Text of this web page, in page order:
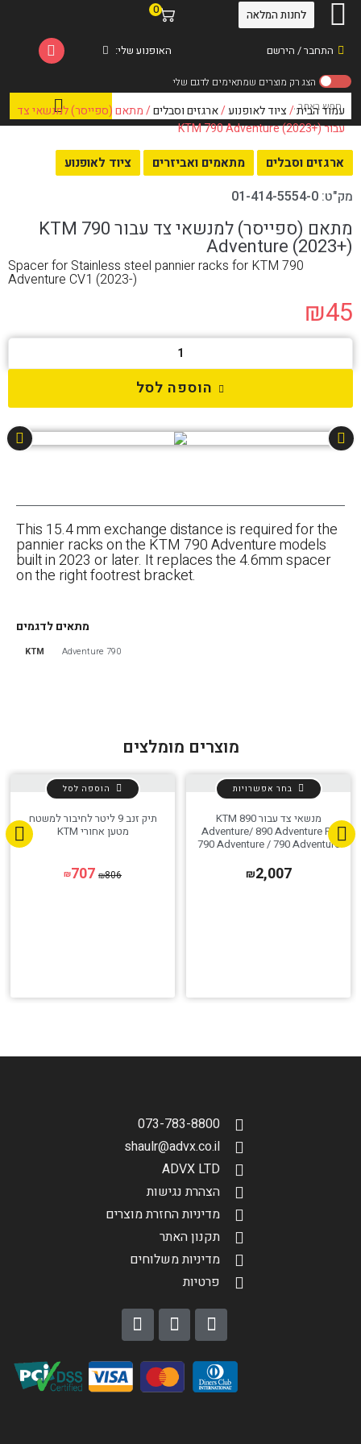
התחבר / הירשם
0
האופנוע שלי:
לחנות המלאה
עמוד הבית/ציוד לאופנוע/ארגזים וסבלים/ מתאם (ספייסר) למנשאי צד
עבור KTM 790 Adventure (2023+)
ארגזים וסבלים מתאמים ואביזרים ציוד לאופנוע
מק"ט: 01-414-5554-0
מתאם (ספייסר) למנשאי צד עבור KTM 790
Adventure (2023+)
Spacer for Stainless steel pannier racks for KTM 790
Adventure CV1 (2023-)
₪45
הוספה לסל
This 15.4 mm exchange distance is required for the
pannier racks on the KTM 790 Adventure models
built in 2023 or later. It replaces the 4.6mm spacer
on the right footrest bracket.
מתאים לדגמים
KTM 790 Adventure
מוצרים מומלצים
מנשאי צד עבור KTM 890
Adventure/ 890 Adventure R/
790 Adventure / 790 Adventure
₪2,007
בחר אפשרויות
תיק זנב 9 ליטר לחיבור למשטח
מטען אחורי KTM
₪806
₪707
הוספה לסל
073-783-8800
shaulr@advx.co.il
ADVX LTD
הצהרת נגישות
מדיניות החזרת מוצרים
תקנון האתר
מדיניות משלוחים
פרטיות